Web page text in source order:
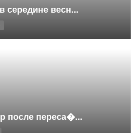
весн...
после переса�...